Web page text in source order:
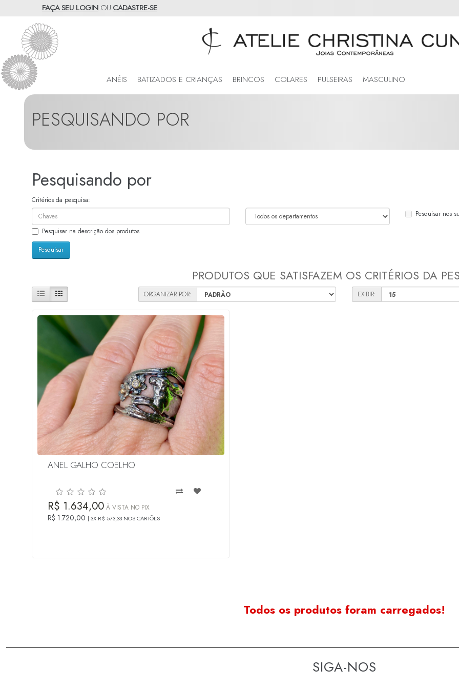
FAÇA SEU LOGIN OU CADASTRE-SE
ANÉIS BATIZADOS E CRIANÇAS BRINCOS COLARES PULSEIRAS MASCULINO
PESQUISANDO POR
Pesquisando por
Critérios da pesquisa:
Pesquisar nos
Pesquisar na descrição dos produtos
PRODUTOS QUE SATISFAZEM OS CRITÉRIOS DA
ORGANIZAR POR: EXIBIR:
ANEL GALHO COELHO
R$ 1.634,00 À VISTA NO PIX
R$ 1.720,00 3X R$ 573,33 NOS CARTÕES
Todos os produtos foram carregados!
SIGA-NOS